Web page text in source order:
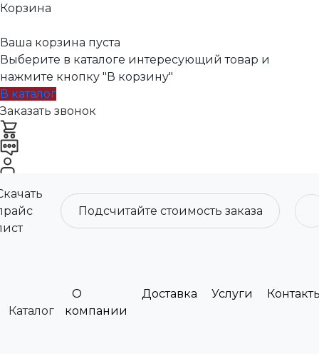
Корзина
Ваша корзина пуста
Выберите в каталоге интересующий товар и
нажмите кнопку "В корзину"
В каталог
Заказать звонок
Подсчитайте стоимость заказа
Каталог
О
компании
Доставка Услуги